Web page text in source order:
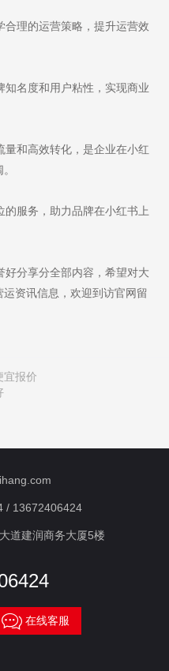
理的运营策略，提升运营效
名度和用户粘性，实现商业
和高效转化，是企业在小红
服务，助力品牌在小红书上
分享分全部内容，希望对大
资讯信息，欢迎到访官网留
宜报价
/ 13672406424
道建润商务大厦5楼
在线客服